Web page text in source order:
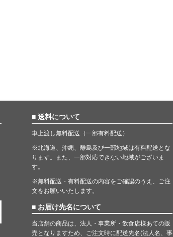
■ 送料について
車上渡し無料配送（一部有料配送）
※北海道、沖縄、離島及び一部地域は有料配送とな
ります。また、一部対応できない地域がございま
す。
※無料配送・有料配送の内容をご確認のうえ、ご注
文をお願いいたします。
■ お届け先名について
当店舗の商品は、法人・事業所・飲食店様あての販
売となりますため、ご注文時に配送先名(法人名、事